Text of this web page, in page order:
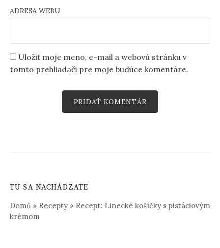
ADRESA WEBU
Uložiť moje meno, e-mail a webovú stránku v
tomto prehliadači pre moje budúce komentáre.
TU SA NACHÁDZATE
Domů » Recepty » Recept: Linecké košíčky s pistáciovým
krémom